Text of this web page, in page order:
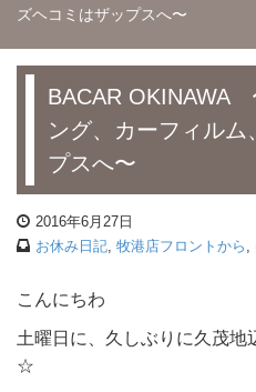
ズヘコミはザップスへ〜
BACAR OKINAWA
ング、カーフィルム
プスへ〜
2016年6月27日
お休み日記 牧港店フロントから
こんにちわ
土曜日に、久しぶりに久茂地
☆